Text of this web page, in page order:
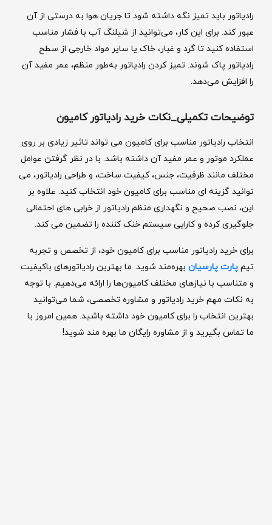
رادیاتور باید تمیز نگه داشته شود تا جریان هوا به درستی از آن
عبور کند. برای این کار، می‌توانید از شیلنگ آب با فشار مناسب
استفاده کنید تا گرد و غبار، خاک یا سایر مواد خارجی از سطح
رادیاتور پاک شوند. تمیز کردن رادیاتور به‌طور منظم، عمر مفید آن
را افزایش می‌دهد.
توضیحات تکمیلی_نکات خرید رادیاتور کامیون
انتخاب رادیاتور مناسب برای کامیون می ‌تواند تاثیر زیادی بر روی
عملکرد موتور و عمر مفید آن داشته باشد. با در نظر گرفتن عوامل
مختلف مانند ظرفیت، جنس، کیفیت ساخت، و طراحی رادیاتور، می‌
توانید گزینه ‌ای مناسب برای کامیون خود انتخاب کنید. علاوه بر
این، نصب صحیح و نگهداری منظم رادیاتور از خرابی ‌های احتمالی
جلوگیری کرده و کارایی سیستم خنک‌ کننده را تضمین می‌ کند.
برای خرید رادیاتور مناسب برای کامیون خود، از تخصص و تجربه
تیم پارت پارسیان بهره‌مند شوید. ما بهترین رادیاتورهای باکیفیت
و متناسب با نیازهای مختلف کامیون‌ها را ارائه می‌دهیم. با توجه
به نکات مهم خرید رادیاتور و مشاوره تخصصی، شما می‌توانید
بهترین انتخاب را برای کامیون خود داشته باشید. همین امروز با
ما تماس بگیرید و از مشاوره رایگان ما بهره‌ مند شوید!